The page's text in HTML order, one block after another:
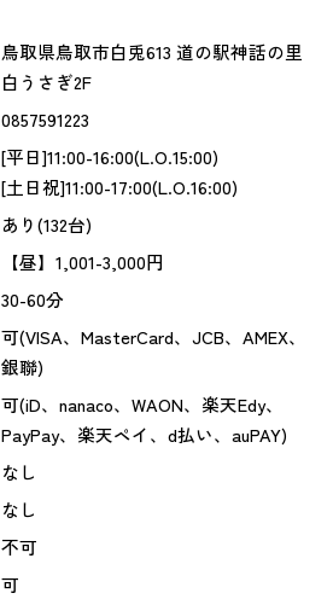
鳥取県鳥取市白兎613 道の駅神話の里
白うさぎ2F
0857591223
[平日]11:00-16:00(L.O.15:00)
[土日祝]11:00-17:00(L.O.16:00)
あり(132台)
【昼】1,001-3,000円
30-60分
可(VISA、MasterCard、JCB、AMEX、
銀聯)
可(iD、nanaco、WAON、楽天Edy、
PayPay、楽天ペイ、d払い、auPAY)
なし
なし
不可
可